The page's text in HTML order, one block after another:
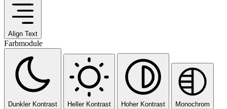
Align Text
Farbmodule
Dunkler Kontrast Heller Kontrast Hoher Kontrast Monochrom